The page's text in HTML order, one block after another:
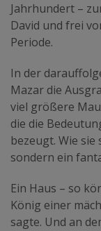
Jahrhundert –
David und frei
Periode.
In der
Mazar die
viel größere
die die
bezeugt. Wie sie
sondern ein
Ein Haus – so
König einer
sagte. Und an